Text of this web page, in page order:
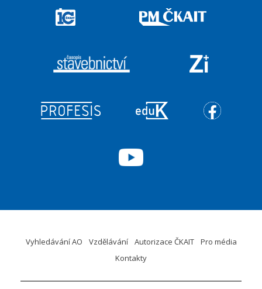
Vyhledávání AO Vzdělávání Autorizace ČKAIT
Pro média
Kontakty